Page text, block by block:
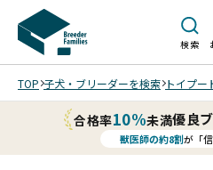
検索
TOP 子犬・ブリーダーを検索 トイプー
合格率10%未満優良
獣医師の約8割が「